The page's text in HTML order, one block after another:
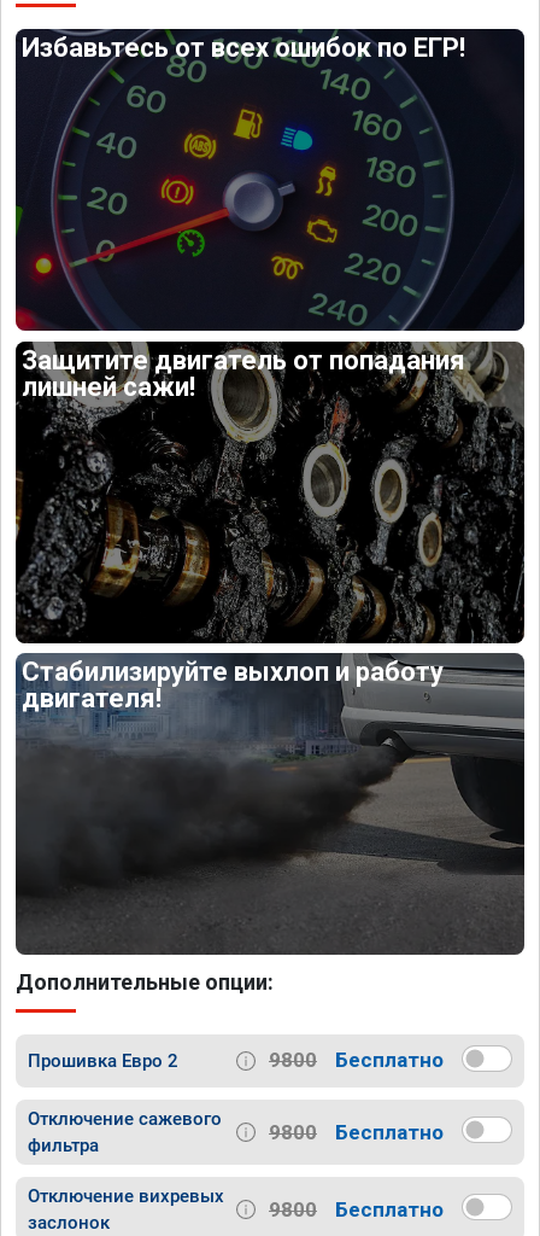
Избавьтесь от всех ошибок по ЕГР!
Защитите двигатель от попадания
лишней сажи!
Стабилизируйте выхлоп и работу
двигателя!
Дополнительные опции:
Прошивка Евро 2 9800 Бесплатно
Отключение сажевого
фильтра
9800 Бесплатно
Отключение вихревых
заслонок
9800 Бесплатно